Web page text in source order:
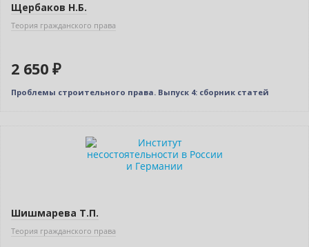
Щербаков Н.Б.
Теория гражданского права
2 650 ₽
Проблемы строительного права. Выпуск 4: сборник статей
Шишмарева Т.П.
Теория гражданского права